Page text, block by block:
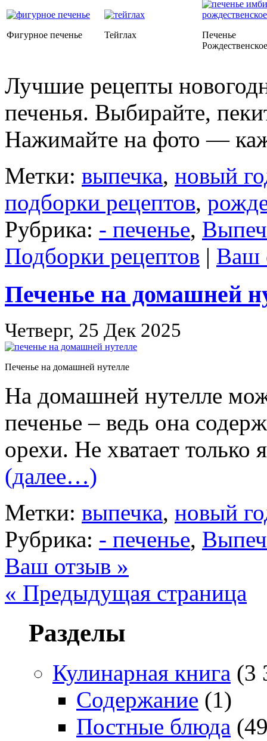
Фигурное печенье Тейглах
Печенье
Рождественское
Лучшие рецепты
печенья. Выбирайте,
Нажимайте на фото —
Метки: выпечка, новый
подборки рецептов,
Рубрика: - печенье,
Подборки рецептов | Ваш
Печенье на домашней
Четверг, 25 Дек 2025
Печенье на домашней нутелле
На домашней нутелле
печенье – ведь она
орехи. Не хватает только
(далее…)
Метки: выпечка, новый
Рубрика: - печенье,
Ваш отзыв »
« Предыдущая страница
Разделы
Кулинарная книга (3
Содержание (1)
Постные блюда